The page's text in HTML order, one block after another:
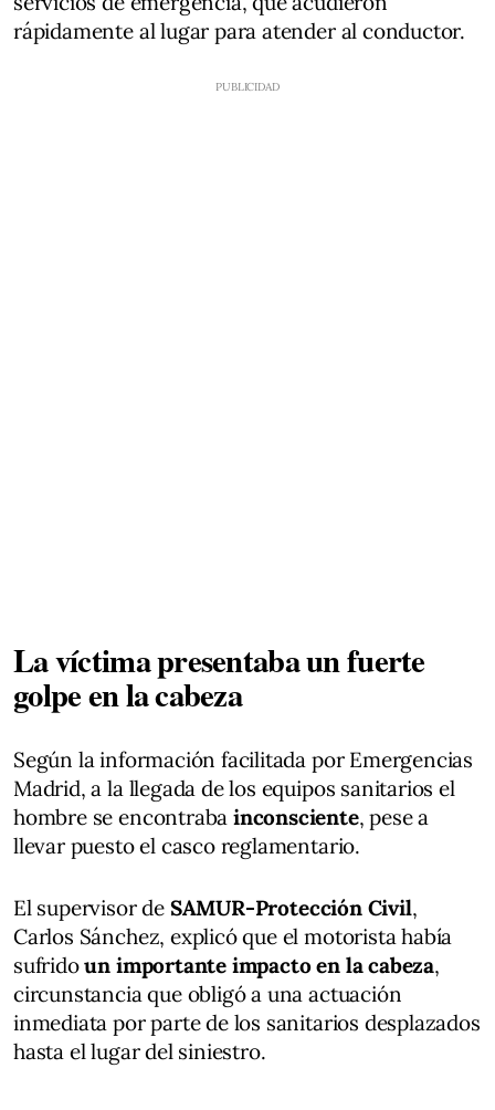
rápidamente al lugar para atender al conductor.
La víctima presentaba un fuerte
golpe en la cabeza
Según la información facilitada por Emergencias
Madrid, a la llegada de los equipos sanitarios el
hombre se encontrabainconsciente, pese a
llevar puesto el casco reglamentario.
El supervisor de SAMUR-Protección Civil,
Carlos Sánchez, explicó que el motorista había
sufridoun importante impacto en la cabeza,
circunstancia que obligó a una actuación
inmediata por parte de los sanitarios desplazados
hasta el lugar del siniestro.